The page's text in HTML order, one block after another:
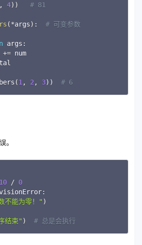
, 4) ) # 81
(*args) :
# 可变参数
args :
+= num
(1 , 2 , 3) ) # 6
。
10 / 0
:
不能为零！" )
结束" ) # 总是会执行